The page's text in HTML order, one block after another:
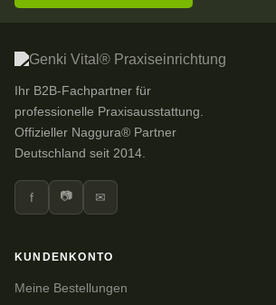
Ihr B2B-Fachpartner für
professionelle Praxisausstattung.
Offizieller Naggura® Partner
Deutschland seit 2014.
f 📷 ✉
KUNDENKONTO
Meine Bestellungen